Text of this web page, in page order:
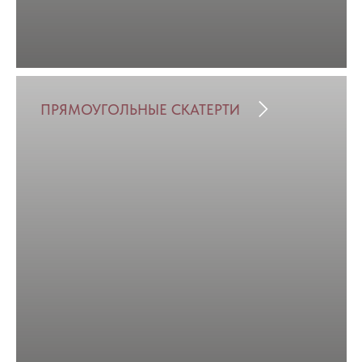
ПРЯМОУГОЛЬНЫЕ СКАТЕРТИ